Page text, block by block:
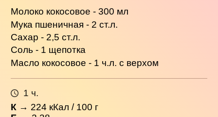
Молоко кокосовое - 300 мл
Мука пшеничная - 2 ст.л.
Сахар - 2,5 ст.л.
Соль - 1 щепотка
Масло кокосовое - 1 ч.л. с верхом
1 ч.
К → 224 кКал / 100 г